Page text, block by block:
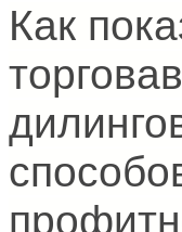
Как